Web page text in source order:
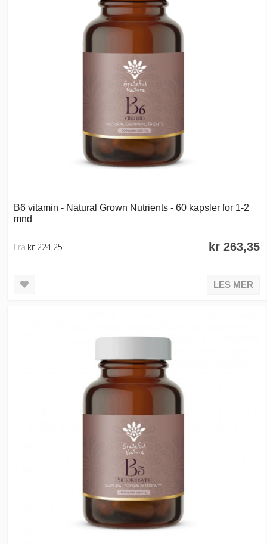
B6 vitamin - Natural Grown Nutrients - 60 kapsler for 1-2
mnd
kr 263,35
Fra kr 224,25
LES MER